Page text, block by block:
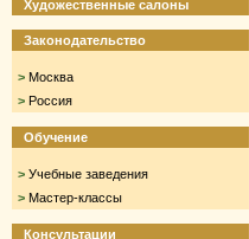
Художественные салоны
Законодательство
> Москва
> Россия
Обучение
> Учебные заведения
> Мастер-классы
Консультации